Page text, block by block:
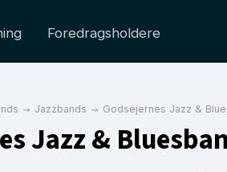
Foredragsholdere
Jazzbands Godsejernes Jazz &
Jazz &